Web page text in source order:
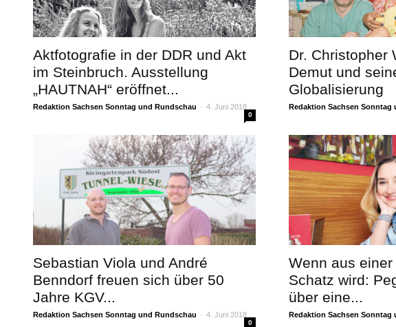
Aktfotografie in der DDR und Akt
im Steinbruch. Ausstellung
„HAUTNAH“ eröffnet...
Redaktion Sachsen Sonntag und Rundschau - 4. Juni 2018
0
Dr. Christopher
Demut und
Globalisierung
Redaktion Sachsen Sonntag
Sebastian Viola und André
Benndorf freuen sich über 50
Jahre KGV...
Redaktion Sachsen Sonntag und Rundschau - 4. Juni 2018
0
Wenn aus
Schatz wird:
über eine...
Redaktion Sachsen Sonntag